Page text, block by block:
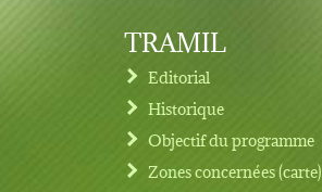
Footer menu
TRAMIL
Editorial
Historique
Objectif du programme
Zones concernées (carte)